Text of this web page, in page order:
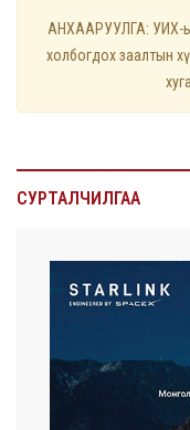
АНХААРУУЛГА: УИХ-
холбогдох заалтын
СУРТАЛЧИЛГАА